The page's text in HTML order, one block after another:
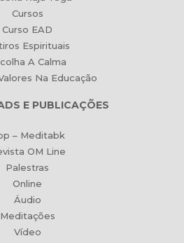
Cursos
Curso EAD
Espirituais
A Calma
Na Educação
E PUBLICAÇÕES
– Meditabk
OM Line
Palestras
Online
Áudio
Meditações
Vídeo